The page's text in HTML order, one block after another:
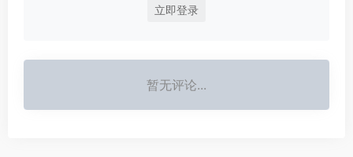
立即登录
暂无评论...